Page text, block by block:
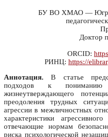
БУ ВО ХМАО — Югры
Доктор
ORCID:
РИНЦ: https://
Аннотация. В статье
подходов к
жизнеутверждающего
преодоления трудных
агрессии в межличностных
характеристики
отвечающие нормам
риска психологической